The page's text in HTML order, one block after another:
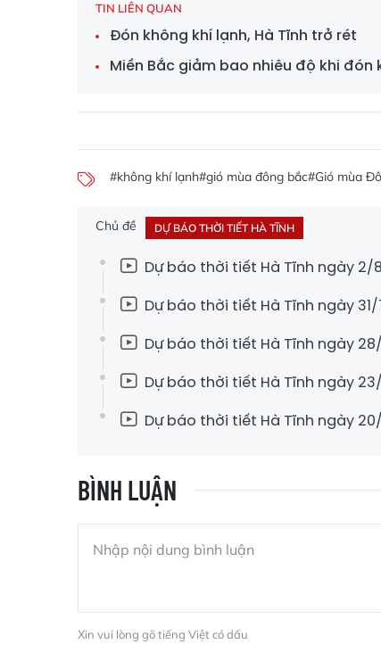
TIN LIÊN QUAN
Đón không khí lạnh, Hà Tĩnh trở rét
Miền Bắc giảm bao nhiêu độ khi đón
#không khí lạnh#gió mùa đông bắc#Gió mùa
Chủ đề DỰ BÁO THỜI TIẾT HÀ TĨNH
Dự báo thời tiết Hà Tĩnh ngày
Dự báo thời tiết Hà Tĩnh ngày
Dự báo thời tiết Hà Tĩnh ngày
Dự báo thời tiết Hà Tĩnh ngày
Dự báo thời tiết Hà Tĩnh ngày
BÌNH LUẬN
Xin vui lòng gõ tiếng Việt có dấu